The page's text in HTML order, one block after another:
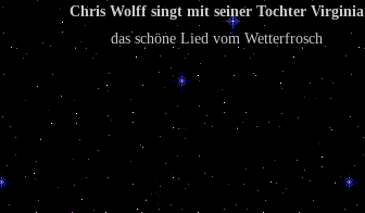
Chris Wolff singt mit seiner Tochter Virginia
das schöne Lied vom Wetterfrosch